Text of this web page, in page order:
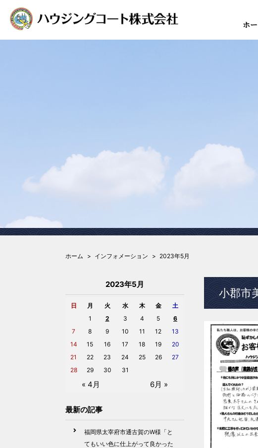
ホ
ホーム インフォメーション 2023年5月
小郡市
2023年5月
日 月 火 水 木 金 土
« 4月 6月 »
1 2 3 4 5
6
7
8 9 10 11 12
13
14
15 16 17 18 19
20
21
22 23 24 25 26
27
28
29 30 31
最新の記事
福岡県太宰府市通古賀のW様「と
てもいい色に仕上がって良かった